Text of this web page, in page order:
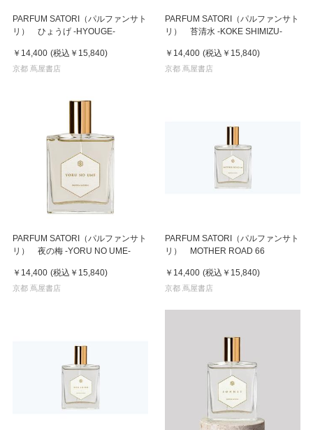
PARFUM SATORI（パルファンサト
リ） ひょうげ -HYOUGE-
￥14,400 (税込 ￥15,840)
京都 蔦屋書店
PARFUM SATORI（パルファンサト
リ） 苔清水 -KOKE SHIMIZU-
￥14,400 (税込 ￥15,840)
京都 蔦屋書店
PARFUM SATORI（パルファンサト
リ） 夜の梅 -YORU NO UME-
￥14,400 (税込 ￥15,840)
京都 蔦屋書店
PARFUM SATORI（パルファンサト
リ） MOTHER ROAD 66
￥14,400 (税込 ￥15,840)
京都 蔦屋書店